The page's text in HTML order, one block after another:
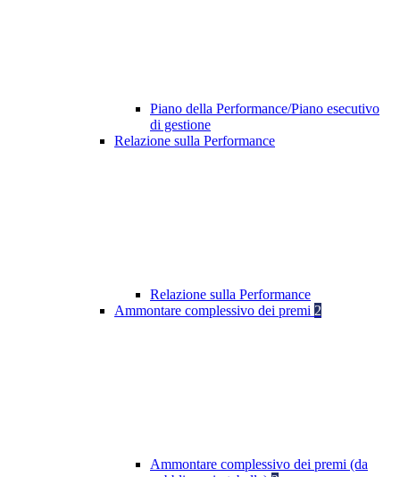
Piano della Performance/Piano esecutivo
di gestione
Relazione sulla Performance
Relazione sulla Performance
Ammontare complessivo dei premi 2
Ammontare complessivo dei premi (da